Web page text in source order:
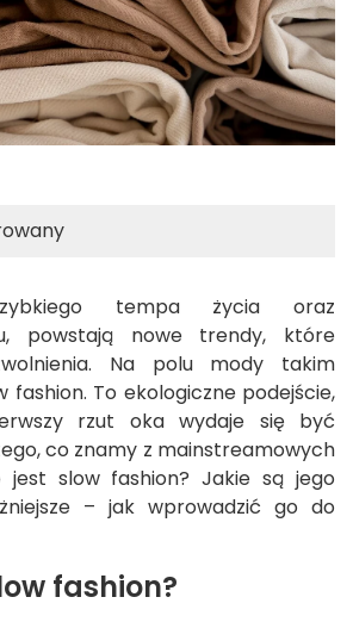
tempa życia oraz
powstają nowe trendy, które
Na polu mody takim
fashion. To ekologiczne podejście,
rzut oka wydaje się być
co znamy z mainstreamowych
jest slow fashion? Jakie są jego
– jak wprowadzić go do
fashion?